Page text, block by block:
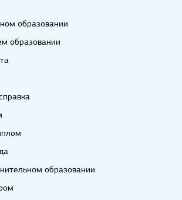
образовании
образовании
образовании